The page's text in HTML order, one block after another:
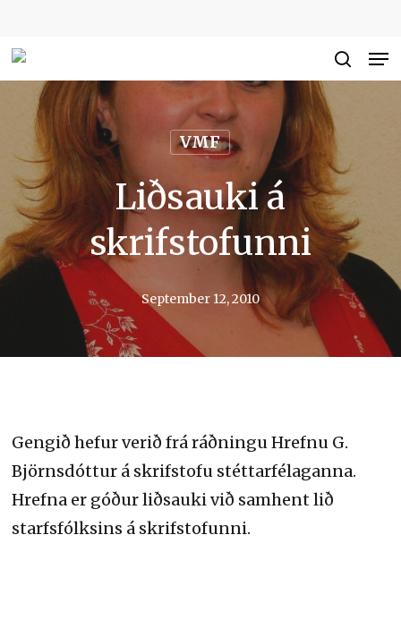
content
search
VMF
Liðsauki á
skrifstofunni
September 12, 2010
Gengið hefur verið frá ráðningu Hrefnu G.
Björnsdóttur á skrifstofu stéttarfélaganna.
Hrefna er góður liðsauki við samhent lið
starfsfólksins á skrifstofunni.
Close